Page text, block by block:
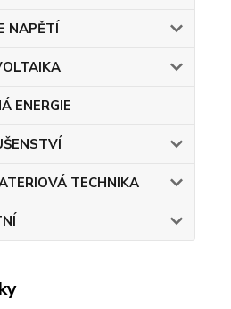
NAPĚTÍ
ENERGIE
TECHNIKA